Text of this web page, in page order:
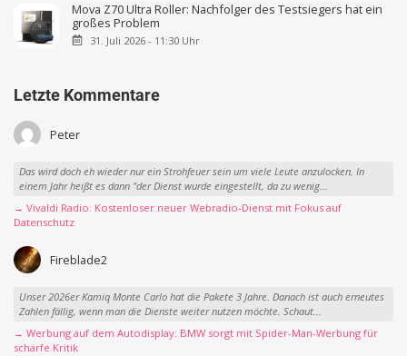
Mova Z70 Ultra Roller: Nachfolger des Testsiegers hat ein
großes Problem
31. Juli 2026 - 11:30 Uhr
Letzte Kommentare
Peter
Das wird doch eh wieder nur ein Strohfeuer sein um viele Leute anzulocken. In
einem Jahr heißt es dann "der Dienst wurde eingestellt, da zu wenig...
→ Vivaldi Radio: Kostenloser neuer Webradio-Dienst mit Fokus auf
Datenschutz
Fireblade2
Unser 2026er Kamiq Monte Carlo hat die Pakete 3 Jahre. Danach ist auch erneutes
Zahlen fällig, wenn man die Dienste weiter nutzen möchte. Schaut...
→ Werbung auf dem Autodisplay: BMW sorgt mit Spider-Man-Werbung für
scharfe Kritik